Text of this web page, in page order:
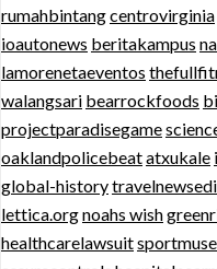
rumahbintangcentrovirginia
ioautonews beritakampus
lamorenetaeventos
walangsari bearrockfoods
projectparadisegame
oaklandpolicebeatatxukale
global-history
lettica.orgnoahs wish
healthcarelawsuit